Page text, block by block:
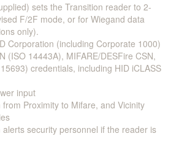
sets the Transition reader to 2-
F/2F mode, or for Wiegand data
only).
Corporation (including Corporate 1000)
(ISO 14443A), MIFARE/DESFire CSN,
credentials, including HID iCLASS
input
Proximity to Mifare, and Vicinity
security personnel if the reader is